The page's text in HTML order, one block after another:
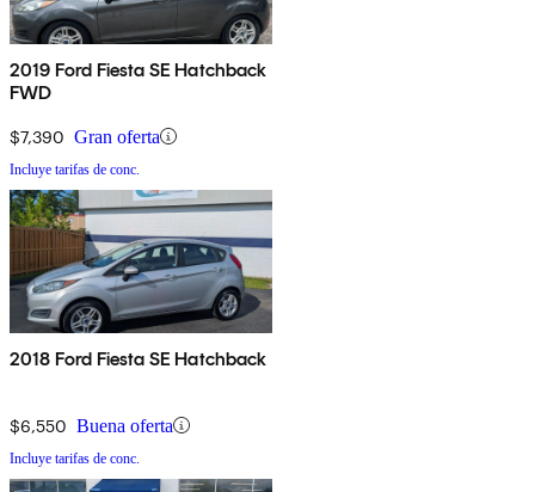
2019 Ford Fiesta SE Hatchback
FWD
$7,390 Gran oferta
Incluye tarifas de conc.
2018 Ford Fiesta SE Hatchback
$6,550 Buena oferta
Incluye tarifas de conc.